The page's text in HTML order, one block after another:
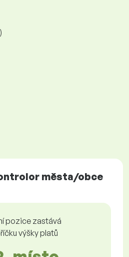
města/obce
pozice zastává
výšky platů